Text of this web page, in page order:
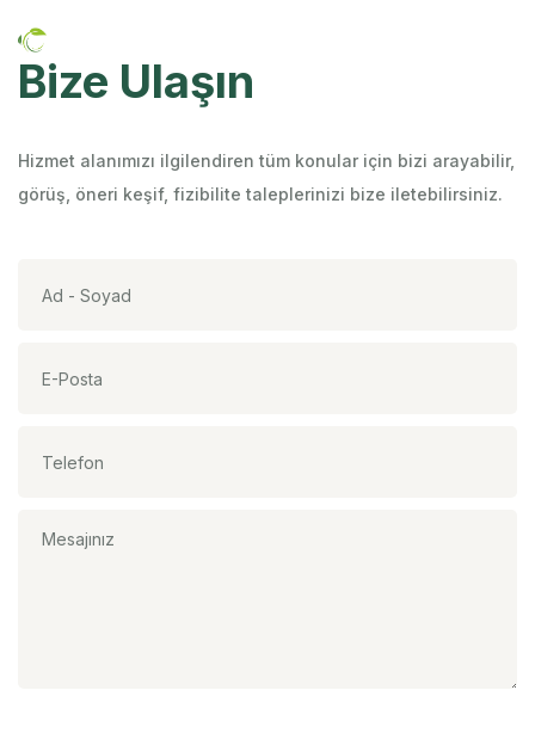
Bize Ulaşın
Hizmet alanımızı ilgilendiren tüm konular için bizi arayabilir,
görüş, öneri keşif, fizibilite taleplerinizi bize iletebilirsiniz.